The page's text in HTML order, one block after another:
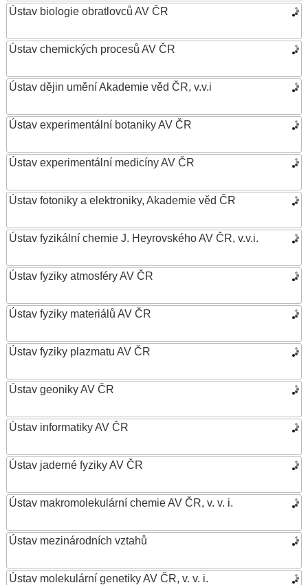
Ústav biologie obratlovců AV ČR
Ústav chemických procesů AV ČR
Ústav dějin umění Akademie věd ČR, v.v.i
Ústav experimentální botaniky AV ČR
Ústav experimentální medicíny AV ČR
Ústav fotoniky a elektroniky, Akademie věd ČR
Ústav fyzikální chemie J. Heyrovského AV ČR, v.v.i.
Ústav fyziky atmosféry AV ČR
Ústav fyziky materiálů AV ČR
Ústav fyziky plazmatu AV ČR
Ústav geoniky AV ČR
Ústav informatiky AV ČR
Ústav jaderné fyziky AV ČR
Ústav makromolekulární chemie AV ČR, v. v. i.
Ústav mezinárodních vztahů
Ústav molekulární genetiky AV ČR, v. v. i.